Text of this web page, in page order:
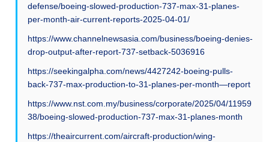
defense/boeing-slowed-production-737-max-31-planes-
per-month-air-current-reports-2025-04-01/
https://www.channelnewsasia.com/business/boeing-denies-
drop-output-after-report-737-setback-5036916
https://seekingalpha.com/news/4427242-boeing-pulls-
back-737-max-production-to-31-planes-per-month—report
https://www.nst.com.my/business/corporate/2025/04/11959
38/boeing-slowed-production-737-max-31-planes-month
https://theaircurrent.com/aircraft-production/wing-